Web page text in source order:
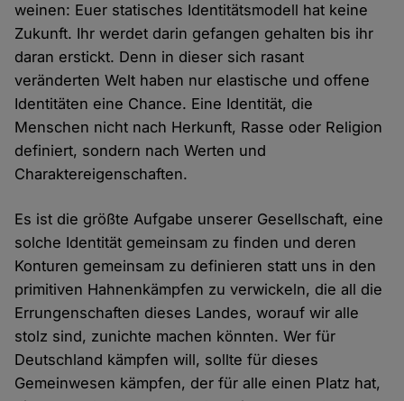
weinen: Euer statisches Identitätsmodell hat keine
Zukunft. Ihr werdet darin gefangen gehalten bis ihr
daran erstickt. Denn in dieser sich rasant
veränderten Welt haben nur elastische und offene
Identitäten eine Chance. Eine Identität, die
Menschen nicht nach Herkunft, Rasse oder Religion
definiert, sondern nach Werten und
Charaktereigenschaften.
Es ist die größte Aufgabe unserer Gesellschaft, eine
solche Identität gemeinsam zu finden und deren
Konturen gemeinsam zu definieren statt uns in den
primitiven Hahnenkämpfen zu verwickeln, die all die
Errungenschaften dieses Landes, worauf wir alle
stolz sind, zunichte machen könnten. Wer für
Deutschland kämpfen will, sollte für dieses
Gemeinwesen kämpfen, der für alle einen Platz hat,